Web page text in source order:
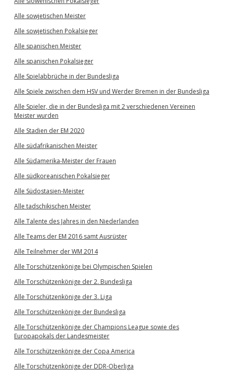
Alle sowjetischen Meister
Alle sowjetischen Pokalsieger
Alle spanischen Meister
Alle spanischen Pokalsieger
Alle Spielabbrüche in der Bundesliga
Alle Spiele zwischen dem HSV und Werder Bremen in der Bundesliga
Alle Spieler, die in der Bundesliga mit 2 verschiedenen Vereinen
Meister wurden
Alle Stadien der EM 2020
Alle südafrikanischen Meister
Alle Südamerika-Meister der Frauen
Alle südkoreanischen Pokalsieger
Alle Südostasien-Meister
Alle tadschikischen Meister
Alle Talente des Jahres in den Niederlanden
Alle Teams der EM 2016 samt Ausrüster
Alle Teilnehmer der WM 2014
Alle Torschützenkönige bei Olympischen Spielen
Alle Torschützenkönige der 2. Bundesliga
Alle Torschützenkönige der 3. Liga
Alle Torschützenkönige der Bundesliga
Alle Torschützenkönige der Champions League sowie des
Europapokals der Landesmeister
Alle Torschützenkönige der Copa America
Alle Torschützenkönige der DDR-Oberliga